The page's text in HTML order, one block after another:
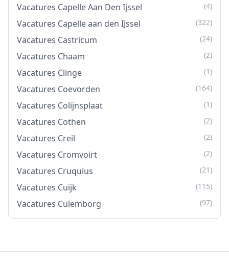
Vacatures Capelle Aan Den Ijssel (4)
Vacatures Capelle aan den IJssel (322)
Vacatures Castricum (24)
Vacatures Chaam (2)
Vacatures Clinge (1)
Vacatures Coevorden (164)
Vacatures Colijnsplaat (1)
Vacatures Cothen (2)
Vacatures Creil (2)
Vacatures Cromvoirt (2)
Vacatures Cruquius (21)
Vacatures Cuijk (115)
Vacatures Culemborg (97)